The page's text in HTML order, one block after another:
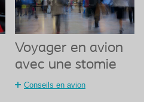
Voyager en avion
avec une stomie
Conseils en avion